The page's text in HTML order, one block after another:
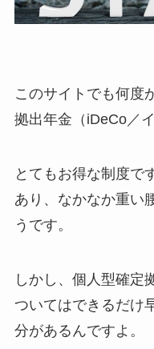
このサイトでも何度
拠出年金（iDeCo／イ
とてもお得な制度で
あり、なかなか重い
うです。
しかし、個人型確定
ついてはできるだけ
分があるんですよ。